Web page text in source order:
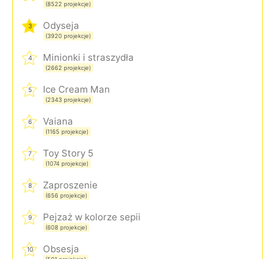
(8522 projekcje)
3 Odyseja
(3920 projekcje)
4 Minionki i straszydła
(2662 projekcje)
5 Ice Cream Man
(2343 projekcje)
6 Vaiana
(1165 projekcje)
7 Toy Story 5
(1074 projekcje)
8 Zaproszenie
(656 projekcje)
9 Pejzaż w kolorze sepii
(608 projekcje)
10 Obsesja